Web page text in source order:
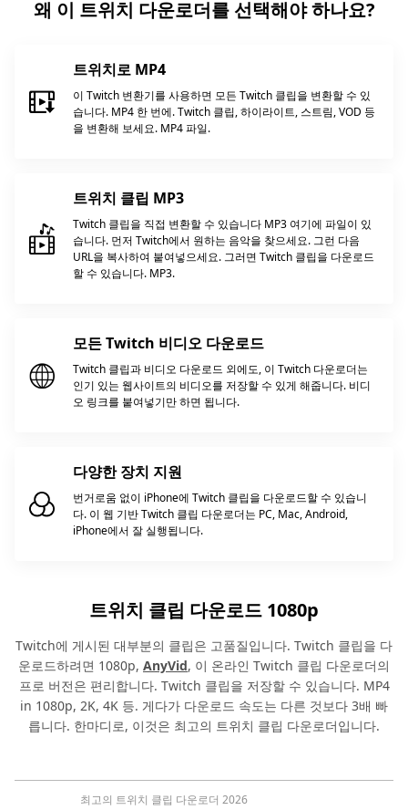
왜 이 트위치 다운로더를 선택해야 하나요?
트위치로 MP4
이 Twitch 변환기를 사용하면 모든 Twitch 클립을 변환할 수 있
습니다. MP4 한 번에. Twitch 클립, 하이라이트, 스트림, VOD 등
을 변환해 보세요. MP4 파일.
트위치 클립 MP3
Twitch 클립을 직접 변환할 수 있습니다 MP3 여기에 파일이 있
습니다. 먼저 Twitch에서 원하는 음악을 찾으세요. 그런 다음
URL을 복사하여 붙여넣으세요. 그러면 Twitch 클립을 다운로드
할 수 있습니다. MP3.
모든 Twitch 비디오 다운로드
Twitch 클립과 비디오 다운로드 외에도, 이 Twitch 다운로더는
인기 있는 웹사이트의 비디오를 저장할 수 있게 해줍니다. 비디
오 링크를 붙여넣기만 하면 됩니다.
다양한 장치 지원
번거로움 없이 iPhone에 Twitch 클립을 다운로드할 수 있습니
다. 이 웹 기반 Twitch 클립 다운로더는 PC, Mac, Android,
iPhone에서 잘 실행됩니다.
트위치 클립 다운로드 1080p
Twitch에 게시된 대부분의 클립은 고품질입니다. Twitch 클립을 다
운로드하려면 1080p, AnyVid, 이 온라인 Twitch 클립 다운로더의
프로 버전은 편리합니다. Twitch 클립을 저장할 수 있습니다. MP4
in 1080p, 2K, 4K 등. 게다가 다운로드 속도는 다른 것보다 3배 빠
릅니다. 한마디로, 이것은 최고의 트위치 클립 다운로더입니다.
최고의 트위치 클립 다운로더 2026